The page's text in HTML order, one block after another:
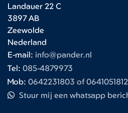
Landauer 22 C
3897 AB
Zeewolde
Nederland
E-mail: info@pander.nl
Tel: 085-4879973
Mob: 0642231803 of 0641051812
Stuur mij een whatsapp